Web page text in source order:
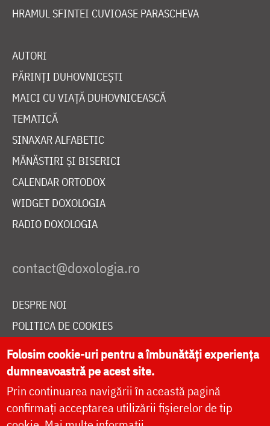
HRAMUL SFINTEI CUVIOASE PARASCHEVA
AUTORI
PĂRINȚI DUHOVNICEȘTI
MAICI CU VIAȚĂ DUHOVNICEASCĂ
TEMATICĂ
SINAXAR ALFABETIC
MĂNĂSTIRI ȘI BISERICI
CALENDAR ORTODOX
WIDGET DOXOLOGIA
RADIO DOXOLOGIA
DESPRE NOI
POLITICA DE COOKIES
DONEAZĂ ONLINE PENTRU CATEDRALA NAȚIONALĂ
LIVE
Folosim cookie-uri pentru a îmbunătăți experiența
dumneavoastră pe acest site.
Prin continuarea navigării în această pagină
confirmați acceptarea utilizării fișierelor de tip